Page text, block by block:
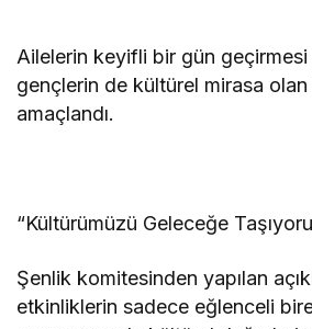
Ailelerin keyifli bir gün geçirmesi
gençlerin de kültürel mirasa olan
amaçlandı.
“Kültürümüzü Geleceğe
Şenlik komitesinden yapılan
etkinliklerin sadece eğlenceli